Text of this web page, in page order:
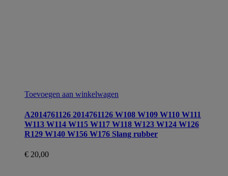
Toevoegen aan winkelwagen
A2014761126 2014761126 W108 W109 W110 W111
W113 W114 W115 W117 W118 W123 W124 W126
R129 W140 W156 W176 Slang rubber
€ 20,00